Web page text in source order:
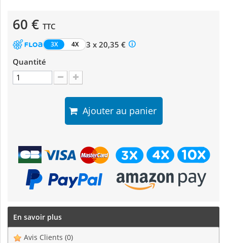
60 € TTC
3X 4X
3 x 20,35 €
Quantité
Ajouter au panier
En savoir plus
Avis Clients (0)